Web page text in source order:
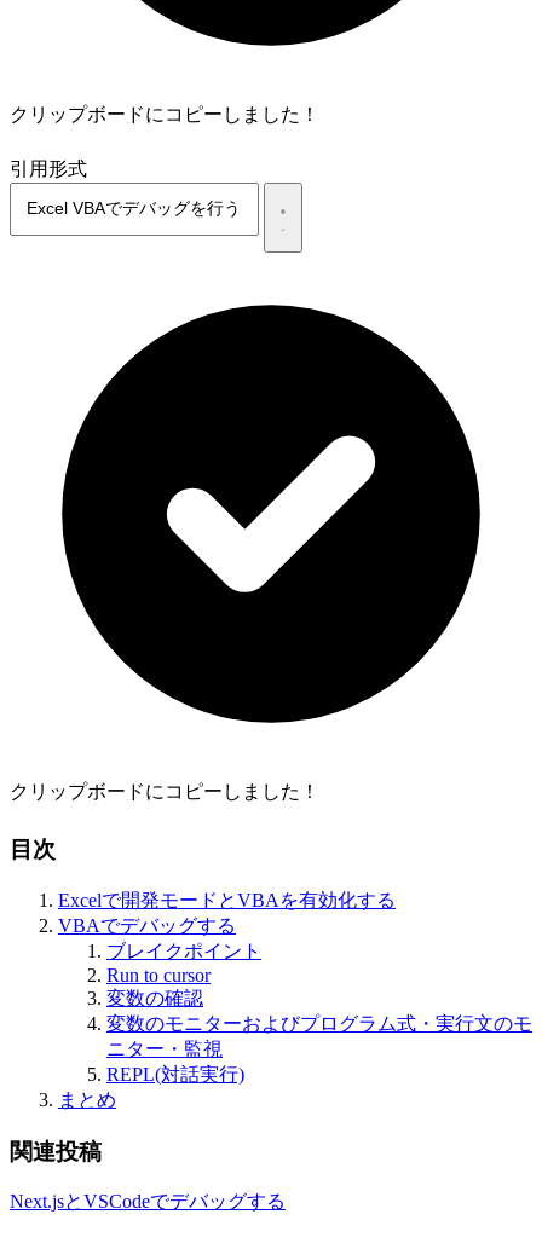
クリップボードにコピーしました！
引用形式
クリップボードにコピーしました！
目次
Excelで開発モードとVBAを有効化する
VBAでデバッグする
ブレイクポイント
Run to cursor
変数の確認
変数のモニターおよびプログラム式・実行文のモ
ニター・監視
REPL(対話実行)
まとめ
関連投稿
Next.jsとVSCodeでデバッグする